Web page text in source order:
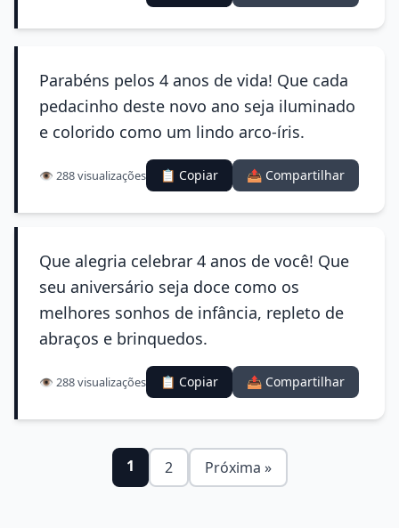
Parabéns pelos 4 anos de vida! Que cada
pedacinho deste novo ano seja iluminado
e colorido como um lindo arco-íris.
👁️ 288 visualizações 📋 Copiar 📤 Compartilhar
Que alegria celebrar 4 anos de você! Que
seu aniversário seja doce como os
melhores sonhos de infância, repleto de
abraços e brinquedos.
👁️ 288 visualizações 📋 Copiar 📤 Compartilhar
1 2 Próxima »